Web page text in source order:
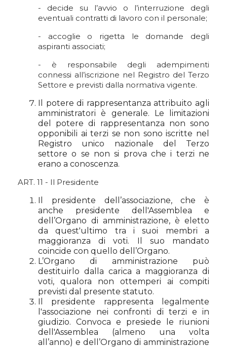
- decide su l’avvio o l’interruzione degli
eventuali contratti di lavoro con il personale;
- accoglie o rigetta le domande degli
aspiranti associati;
- è responsabile degli adempimenti
connessi all’iscrizione nel Registro del Terzo
Settore e previsti dalla normativa vigente.
Il potere di rappresentanza attribuito agli
amministratori è generale. Le limitazioni
del potere di rappresentanza non sono
opponibili ai terzi se non sono iscritte nel
Registro unico nazionale del Terzo
settore o se non si prova che i terzi ne
erano a conoscenza.
ART. 11 - Il Presidente
Il presidente dell’associazione, che è
anche presidente dell'Assemblea e
dell’Organo di amministrazione, è eletto
da quest'ultimo tra i suoi membri a
maggioranza di voti. Il suo mandato
coincide con quello dell’Organo.
L’Organo di amministrazione può
destituirlo dalla carica a maggioranza di
voti, qualora non ottemperi ai compiti
previsti dal presente statuto.
Il presidente rappresenta legalmente
l'associazione nei confronti di terzi e in
giudizio. Convoca e presiede le riunioni
dell'Assemblea (almeno una volta
all’anno) e dell’Organo di amministrazione